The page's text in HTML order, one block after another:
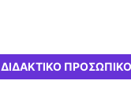
ΔΙΔΑΚΤΙΚΟ ΠΡΟΣΩΠΙΚΟ